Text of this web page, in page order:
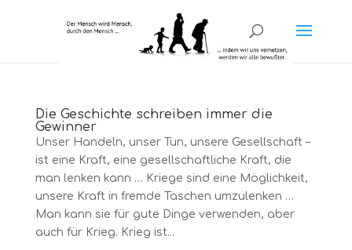
Die Geschichte schreiben immer die
Gewinner
Unser Handeln, unser Tun, unsere Gesellschaft –
ist eine Kraft, eine gesellschaftliche Kraft, die
man lenken kann … Kriege sind eine Möglichkeit,
unsere Kraft in fremde Taschen umzulenken …
Man kann sie für gute Dinge verwenden, aber
auch für Krieg. Krieg ist...